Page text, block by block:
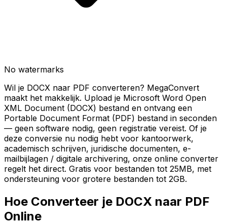
No watermarks
Wil je DOCX naar PDF converteren? MegaConvert
maakt het makkelijk. Upload je Microsoft Word Open
XML Document (DOCX) bestand en ontvang een
Portable Document Format (PDF) bestand in seconden
— geen software nodig, geen registratie vereist. Of je
deze conversie nu nodig hebt voor kantoorwerk,
academisch schrijven, juridische documenten, e-
mailbijlagen / digitale archivering, onze online converter
regelt het direct. Gratis voor bestanden tot 25MB, met
ondersteuning voor grotere bestanden tot 2GB.
Hoe Converteer je DOCX naar PDF
Online